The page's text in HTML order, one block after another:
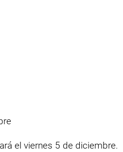
el viernes 5 de diciembre.